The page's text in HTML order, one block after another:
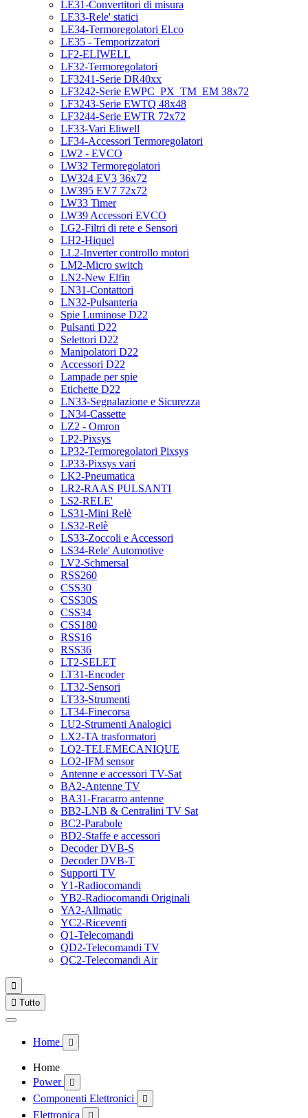
LE31-Convertitori di misura
LE33-Rele' statici
LE34-Termoregolatori El.co
LE35 - Temporizzatori
LF2-ELIWELL
LF32-Termoregolatori
LF3241-Serie DR40xx
LF3242-Serie EWPC_PX_TM_EM 38x72
LF3243-Serie EWTQ 48x48
LF3244-Serie EWTR 72x72
LF33-Vari Eliwell
LF34-Accessori Termoregolatori
LW2 - EVCO
LW32 Termoregolatori
LW324 EV3 36x72
LW395 EV7 72x72
LW33 Timer
LW39 Accessori EVCO
LG2-Filtri di rete e Sensori
LH2-Hiquel
LL2-Inverter controllo motori
LM2-Micro switch
LN2-New Elfin
LN31-Contattori
LN32-Pulsanteria
Spie Luminose D22
Pulsanti D22
Selettori D22
Manipolatori D22
Accessori D22
Lampade per spie
Etichette D22
LN33-Segnalazione e Sicurezza
LN34-Cassette
LZ2 - Omron
LP2-Pixsys
LP32-Termoregolatori Pixsys
LP33-Pixsys vari
LK2-Pneumatica
LR2-RAAS PULSANTI
LS2-RELE'
LS31-Mini Relè
LS32-Relè
LS33-Zoccoli e Accessori
LS34-Rele' Automotive
LV2-Schmersal
RSS260
CSS30
CSS30S
CSS34
CSS180
RSS16
RSS36
LT2-SELET
LT31-Encoder
LT32-Sensori
LT33-Strumenti
LT34-Finecorsa
LU2-Strumenti Analogici
LX2-TA trasformatori
LQ2-TELEMECANIQUE
LO2-IFM sensor
Antenne e accessori TV-Sat
BA2-Antenne TV
BA31-Fracarro antenne
BB2-LNB & Centralini TV Sat
BC2-Parabole
BD2-Staffe e accessori
Decoder DVB-S
Decoder DVB-T
Supporti TV
Y1-Radiocomandi
YB2-Radiocomandi Originali
YA2-Allmatic
YC2-Riceventi
Q1-Telecomandi
QD2-Telecomandi TV
QC2-Telecomandi Air

 Tutto
Home 
Home
Power

Componenti Elettronici 
Elettronica 